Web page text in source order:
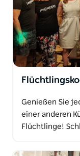
Genießen Sie
einer anderen
Flüchtlinge!